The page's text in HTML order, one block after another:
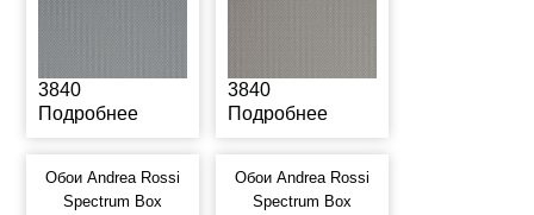
3840
Подробнее
3840
Подробнее
Обои Andrea Rossi
Spectrum Box
Обои Andrea Rossi
Spectrum Box